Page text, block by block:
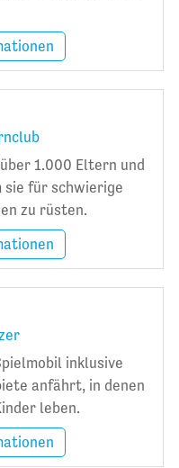
1.000 Eltern und
sie für schwierige
zu rüsten.
inklusive
anfährt, in denen
leben.